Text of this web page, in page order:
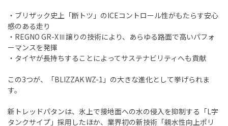
・ブリザック史上「断トツ」のICEコントロール性がもたらす安心
感のある走り
・REGNO GR-XⅢ譲りの技術により、あらゆる路面で高いパフォ
ーマンスを発揮
・タイヤが長持ちすることによってサステナビリティへも貢献
この3つが、「BLIZZAK WZ-1」の大きな進化として挙げられま
す。
新トレッドパタンは、氷上で接地面への水の侵入を抑制する「L字
タンクサイプ」採用したほか、業界初の新技術「親水性向上ポリ